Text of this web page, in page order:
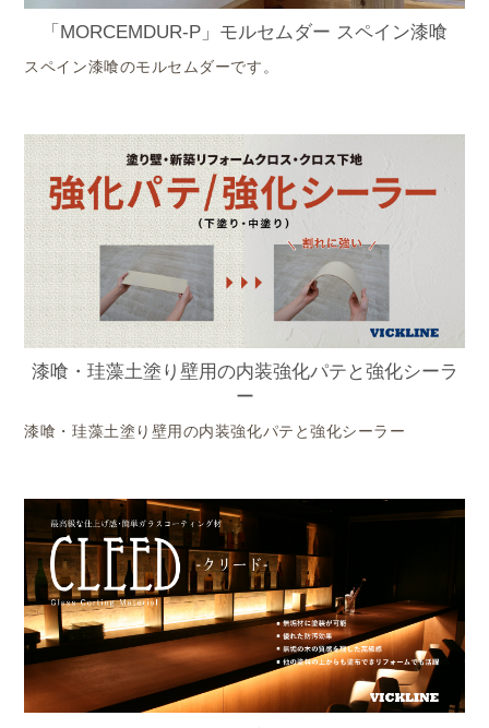
「MORCEMDUR-P」モルセムダー スペイン漆喰
スペイン漆喰のモルセムダーです。
漆喰・珪藻土塗り壁用の内装強化パテと強化シーラ
ー
漆喰・珪藻土塗り壁用の内装強化パテと強化シーラー